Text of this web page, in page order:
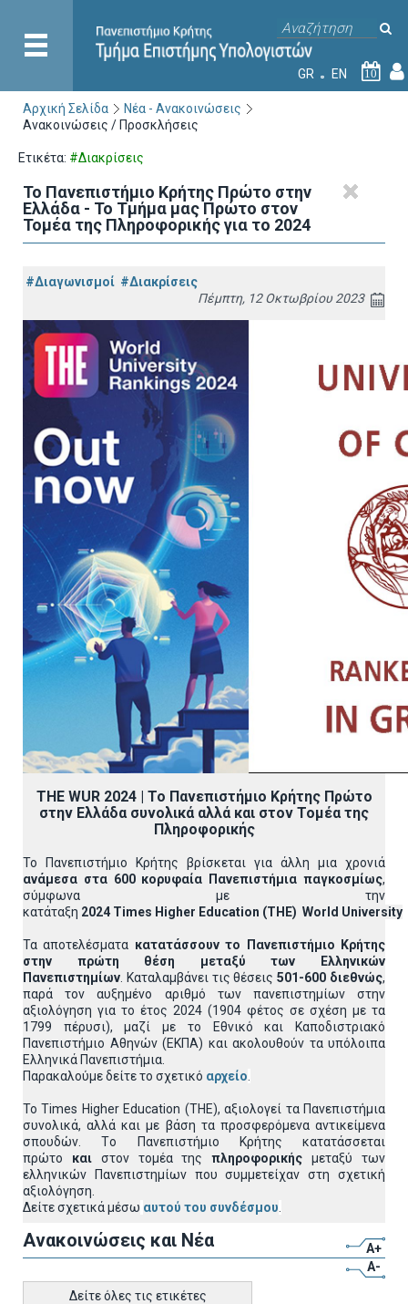
GR EN 10
Αρχική Σελίδα
Νέα - Ανακοινώσεις
Ανακοινώσεις / Προσκλήσεις
Ετικέτα: #Διακρίσεις
Το Πανεπιστήμιο Κρήτης Πρώτο στην
Ελλάδα - Το Τμήμα μας Πρώτο στον
Τομέα της Πληροφορικής για το 2024
#Διαγωνισμοί #Διακρίσεις
Πέμπτη, 12 Οκτωβρίου 2023
THE WUR 2024 | Το Πανεπιστήμιο Κρήτης Πρώτο
στην Ελλάδα συνολικά αλλά και στον Τομέα της
Πληροφορικής
Το Πανεπιστήμιο Κρήτης βρίσκεται για άλλη μια χρονιά
ανάμεσα στα 600 κορυφαία Πανεπιστήμια παγκοσμίως,
σύμφωνα με την
κατάταξη 2024 Times Higher Education (THE) World University
Τα αποτελέσματα κατατάσσουν το Πανεπιστήμιο Κρήτης
στην πρώτη θέση μεταξύ των Ελληνικών
Πανεπιστημίων . Καταλαμβάνει τις θέσεις501-600 διεθνώς,
παρά τον αυξημένο αριθμό των πανεπιστημίων στην
αξιολόγηση για το έτος 2024 (1904 φέτος σε σχέση με τα
1799 πέρυσι), μαζί με το Εθνικό και Καποδιστριακό
Πανεπιστήμιο Αθηνών (ΕΚΠΑ) και ακολουθούν τα υπόλοιπα
Ελληνικά Πανεπιστήμια.
Παρακαλούμε δείτε το σχετικό αρχείο
Το Times Higher Education (THE), αξιολογεί τα Πανεπιστήμια
συνολικά, αλλά και με βάση τα προσφερόμενα αντικείμενα
σπουδών. Tο Πανεπιστήμιο Κρήτης κατατάσσεται
πρώτο και στον τομέα τηςπληροφορικής μεταξύ των
ελληνικών Πανεπιστημίων που συμμετείχαν στη σχετική
αξιολόγηση.
Δείτε σχετικά μέσω αυτού του συνδέσμου
Ανακοινώσεις και Νέα
A+
A-
Δείτε όλες τις ετικέτες